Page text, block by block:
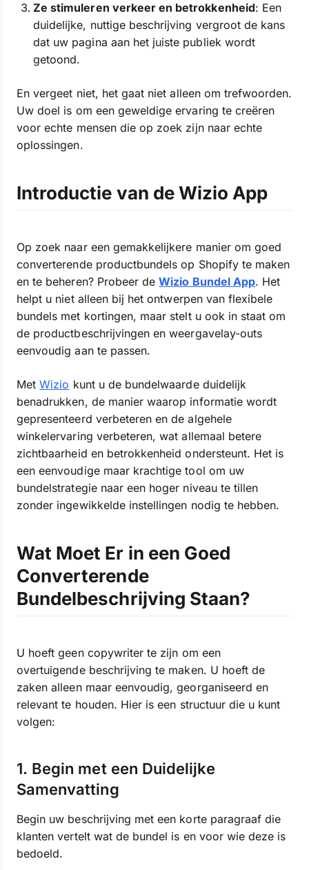
Ze stimuleren verkeer en betrokkenheid: Een
duidelijke, nuttige beschrijving vergroot de kans
dat uw pagina aan het juiste publiek wordt
getoond.
En vergeet niet, het gaat niet alleen om trefwoorden.
Uw doel is om een geweldige ervaring te creëren
voor echte mensen die op zoek zijn naar echte
oplossingen.
Introductie van de Wizio App
Op zoek naar een gemakkelijkere manier om goed
converterende productbundels op Shopify te maken
en te beheren? Probeer deWizio Bundel App. Het
helpt u niet alleen bij het ontwerpen van flexibele
bundels met kortingen, maar stelt u ook in staat om
de productbeschrijvingen en weergavelay-outs
eenvoudig aan te passen.
MetWizio kunt u de bundelwaarde duidelijk
benadrukken, de manier waarop informatie wordt
gepresenteerd verbeteren en de algehele
winkelervaring verbeteren, wat allemaal betere
zichtbaarheid en betrokkenheid ondersteunt. Het is
een eenvoudige maar krachtige tool om uw
bundelstrategie naar een hoger niveau te tillen
zonder ingewikkelde instellingen nodig te hebben.
Wat Moet Er in een Goed
Converterende
Bundelbeschrijving Staan?
U hoeft geen copywriter te zijn om een
overtuigende beschrijving te maken. U hoeft de
zaken alleen maar eenvoudig, georganiseerd en
relevant te houden. Hier is een structuur die u kunt
volgen:
1. Begin met een Duidelijke
Samenvatting
Begin uw beschrijving met een korte paragraaf die
klanten vertelt wat de bundel is en voor wie deze is
bedoeld.